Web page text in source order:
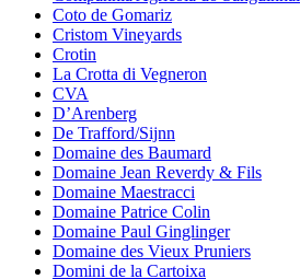
Coto de Gomariz
Cristom Vineyards
Crotin
La Crotta di Vegneron
CVA
D’Arenberg
De Trafford/Sijnn
Domaine des Baumard
Domaine Jean Reverdy & Fils
Domaine Maestracci
Domaine Patrice Colin
Domaine Paul Ginglinger
Domaine des Vieux Pruniers
Domini de la Cartoixa